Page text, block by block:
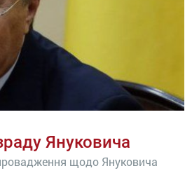
Януковича
щодо Януковича